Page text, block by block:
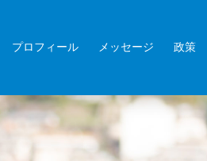
プロフィール メッセージ 政策